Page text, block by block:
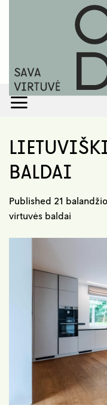
BALDAI
Published 21
virtuvės baldai